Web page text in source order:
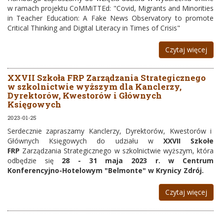
w ramach projektu CoMMiTTEd: "Covid, Migrants and Minorities
in Teacher Education: A Fake News Observatory to promote
Critical Thinking and Digital Literacy in Times of Crisis"
Czytaj więcej
XXVII Szkoła FRP Zarządzania Strategicznego
w szkolnictwie wyższym dla Kanclerzy,
Dyrektorów, Kwestorów i Głównych
Księgowych
2023-01-25
Serdecznie zapraszamy Kanclerzy, Dyrektorów, Kwestorów i
Głównych Księgowych do udziału w XXVII Szkołe
FRP Zarządzania Strategicznego w szkolnictwie wyższym, która
odbędzie się 28 - 31 maja 2023 r. w Centrum
Konferencyjno-Hotelowym "Belmonte" w Krynicy Zdrój.
Czytaj więcej